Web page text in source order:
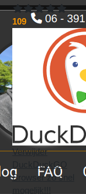
109
Verwijder
DuckDuckGO
Browser zo snel